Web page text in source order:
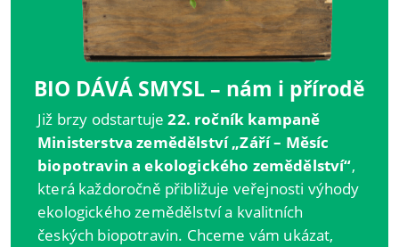
BIO DÁVÁ SMYSL – nám i přírodě
Již brzy odstartuje22. ročník kampaně
Ministerstva zemědělství „Září – Měsíc
biopotravin a ekologického zemědělství“,
která každoročně přibližuje veřejnosti výhody
ekologického zemědělství a kvalitních
českých biopotravin. Chceme vám ukázat,